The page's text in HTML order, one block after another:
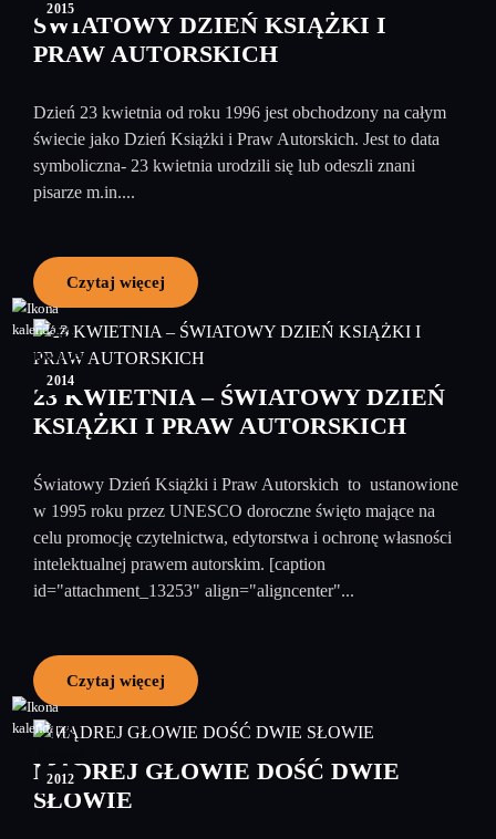
2015
ŚWIATOWY DZIEŃ KSIĄŻKI I
PRAW AUTORSKICH
Dzień 23 kwietnia od roku 1996 jest obchodzony na całym
świecie jako Dzień Książki i Praw Autorskich. Jest to data
symboliczna- 23 kwietnia urodzili się lub odeszli znani
pisarze m.in....
Czytaj więcej
24
kwiecień
2014
23 KWIETNIA – ŚWIATOWY DZIEŃ
KSIĄŻKI I PRAW AUTORSKICH
Światowy Dzień Książki i Praw Autorskich to ustanowione
w 1995 roku przez UNESCO doroczne święto mające na
celu promocję czytelnictwa, edytorstwa i ochronę własności
intelektualnej prawem autorskim. [caption
id="attachment_13253" align="aligncenter"...
Czytaj więcej
13
2012
MĄDREJ GŁOWIE DOŚĆ DWIE
SŁOWIE